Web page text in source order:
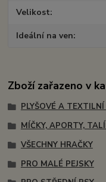
Velikost
Ideální na ven
Zboží zařazeno v
PLYŠOVÉ A
MÍČKY, APORTY,
VŠECHNY HRAČKY
PRO MALÉ PEJSKY